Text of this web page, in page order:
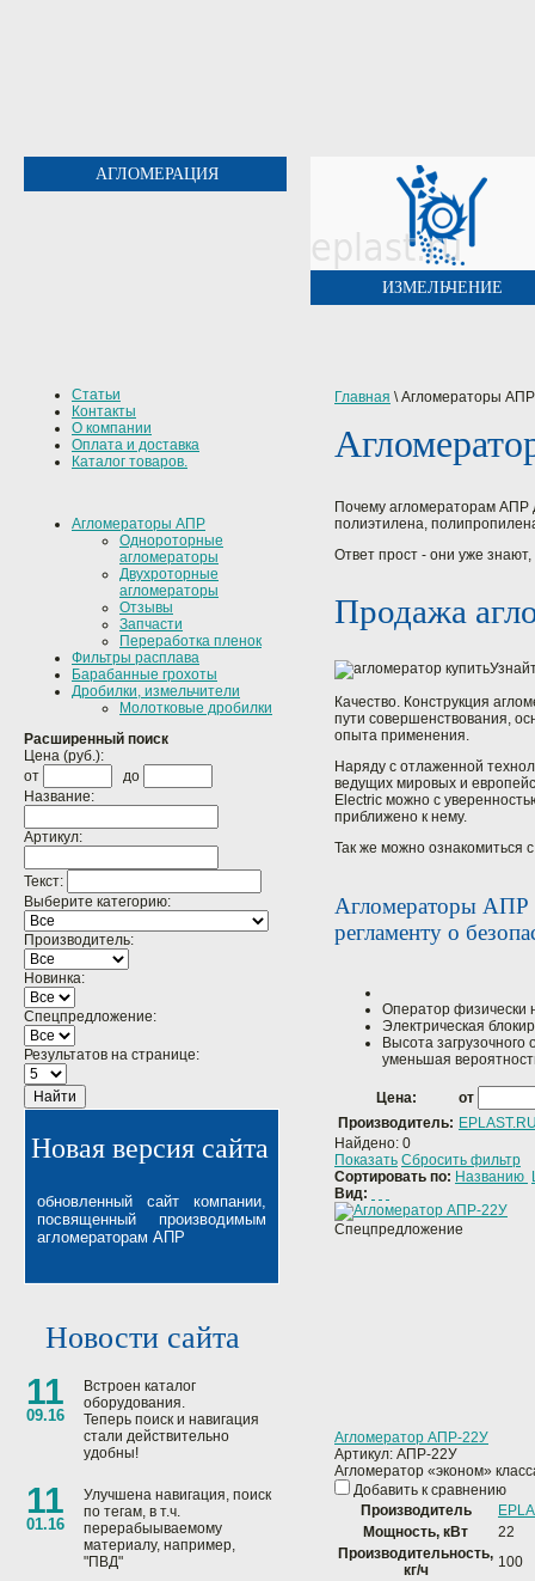
АГЛОМЕРАЦИЯ
ИЗМЕЛЬЧЕНИЕ
Статьи
Контакты
О компании
Оплата и доставка
Каталог товаров.
Агломераторы АПР
Однороторные
агломераторы
Двухроторные
агломераторы
Отзывы
Запчасти
Переработка пленок
Фильтры расплава
Барабанные грохоты
Дробилки, измельчители
Молотковые дробилки
Расширенный поиск
Цена (руб.):
от
до
Название:
Артикул:
Текст:
Выберите категорию:
Производитель:
Новинка:
Спецпредложение:
Результатов на странице:
Найти
Новая версия сайта
обновленный сайт компании,
посвященный производимым
агломераторам АПР
Новости сайта
11
09.16
Встроен каталог
оборудования.
Теперь поиск и навигация
стали действительно
удобны!
11
01.16
Улучшена навигация, поиск
по тегам, в т.ч.
перерабыываемому
материалу, например,
"ПВД"
Главная \Агломераторы АПР
Почему агломераторам АПР
полиэтилена,
Ответ прост - они уже
Продажа
Качество. Конструкция
пути совершенствования,
опыта применения.
Наряду с отлаженной
ведущих мировых и
Electric можно с
приближено к нему.
Так же можно ознакомиться
Агломераторы АПР
регламенту о
Оператор физически
Электрическая
Высота
уменьшая
Цена:
от
Производитель:
Найдено: 0
Показать Сбросить фильтр
Сортировать по: Названию
Вид:
Спецпредложение
Агломератор АПР-22У
Артикул: АПР-22У
Агломератор «эконом»
Добавить к сравнению
Производитель
Мощность, кВт
22
Производительность,
кг/ч
100